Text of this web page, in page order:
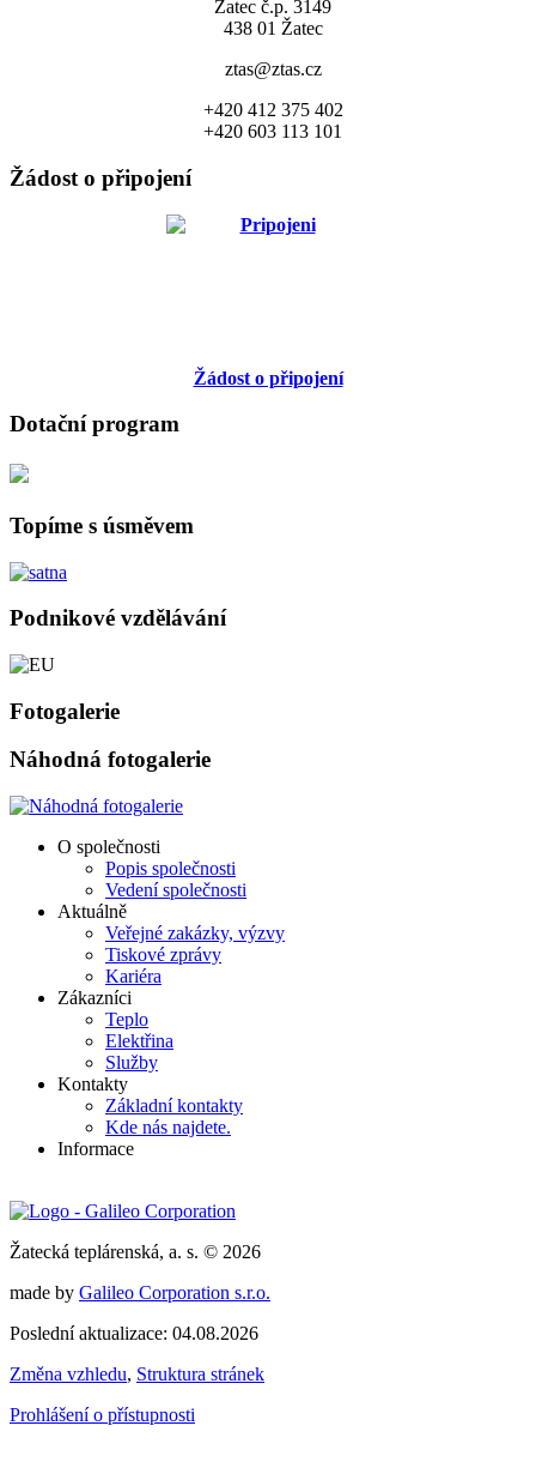
Žatec č.p. 3149
438 01 Žatec
ztas@ztas.cz
+420 412 375 402
+420 603 113 101
Žádost o připojení
Žádost o připojení
Dotační program
Topíme s úsměvem
Podnikové vzdělávání
Fotogalerie
Náhodná fotogalerie
O společnosti
Popis společnosti
Vedení společnosti
Aktuálně
Veřejné zakázky, výzvy
Tiskové zprávy
Kariéra
Zákazníci
Teplo
Elektřina
Služby
Kontakty
Základní kontakty
Kde nás najdete.
Informace
Žatecká teplárenská, a. s. © 2026
made by Galileo Corporation s.r.o.
Poslední aktualizace: 04.08.2026
Změna vzhledu, Struktura stránek
Prohlášení o přístupnosti